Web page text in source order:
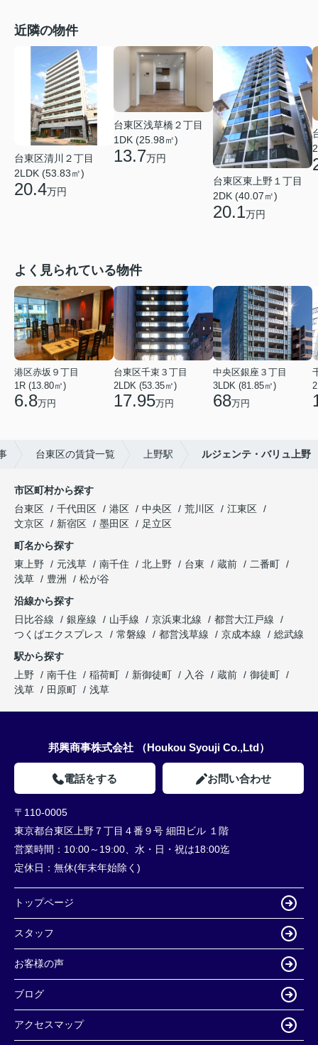
近隣の物件
台東区清川２丁目
2LDK (53.83㎡)
20.4万円
台東区浅草橋２丁目
1DK (25.98㎡)
13.7万円
台東区東上野１丁目
2DK (40.07㎡)
20.1万円
よく見られている物件
港区赤坂９丁目
1R (13.80㎡)
6.8万円
台東区千束３丁目
2LDK (53.35㎡)
17.95万円
中央区銀座３丁目
3LDK (81.85㎡)
68万円
台東区の賃貸一覧 上野駅 ルジェンテ・バリュ上野
市区町村から探す
台東区
千代田区 港区 中央区 荒川区
江東区
文京区
新宿区 墨田区
足立区
町名から探す
東上野
元浅草 南千住 北上野 台東 蔵前
二番町
浅草
豊洲
松が谷
沿線から探す
日比谷線
銀座線 山手線 京浜東北線
都営大江戸線
つくばエクスプレス
常磐線 都営浅草線 京成本線
総武線
駅から探す
上野
南千住 稲荷町 新御徒町 入谷 蔵前
御徒町
浅草
田原町 浅草
邦興商事株式会社 （Houkou Syouji Co.,Ltd）
電話をする お問い合わせ
〒110-0005
東京都台東区上野７丁目４番９号 細田ビル １階
営業時間： 10:00～19:00、水・日・祝は18:00迄
定休日： 無休(年末年始除く)
トップページ
スタッフ
お客様の声
ブログ
アクセスマップ